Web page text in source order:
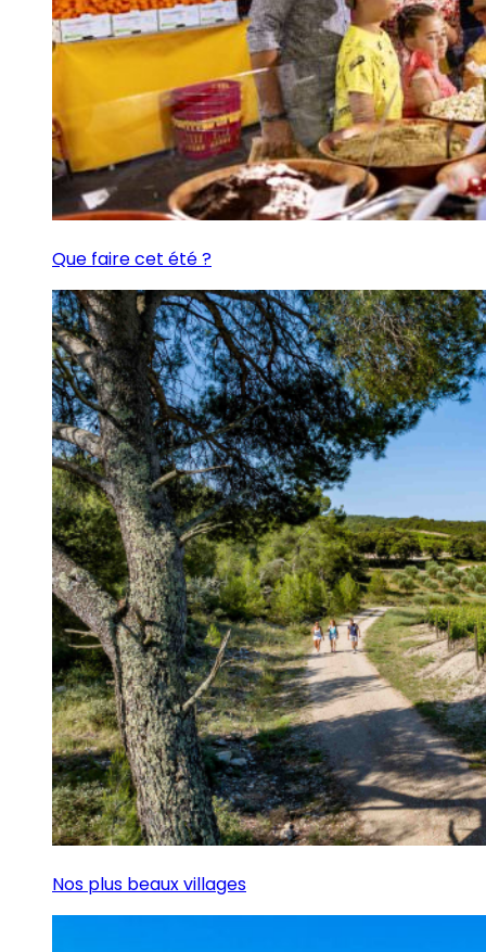
Que faire cet été ?
Nos plus beaux villages